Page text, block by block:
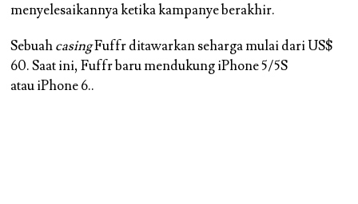
menyelesaikannya ketika kampanye berakhir.
SebuahcasingFuffr ditawarkan seharga mulai dari US$
60. Saat ini, Fuffr baru mendukung iPhone 5/5S
atau iPhone 6..